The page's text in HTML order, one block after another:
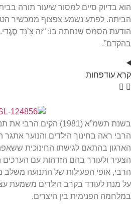
הוא בדיוק סיים למסור שיעור תורה
הביתה. לפתע נשמע צפצוף ממכשיר
הודעת הסמס שנחתה בו: “זה צָ’נָד
בהקדם”.
קרא עודפחות
בשנת תשמ”א (1981) הקים
הרבי ראה בחינוך הילדים והנוער
הארגון בהתאם לגישתו החינוכית
הצעיר ולעורר בהם הזדהות עם הערכים
הרבי, אופי הפעילות של התנועה משלב
על מנת לעודד בקרב הילדים משמעת
במלחמה הפנימית בין היצרים.